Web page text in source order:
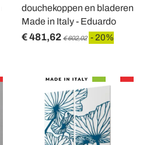
douchekoppen en bladeren
Made in Italy - Eduardo
€ 481,62 € 602,02 - 20%